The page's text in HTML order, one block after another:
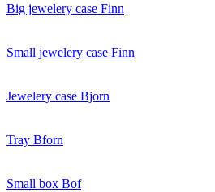
Big jewelery case Finn
Small jewelery case Finn
Jewelery case Bjorn
Tray Bforn
Small box Bof